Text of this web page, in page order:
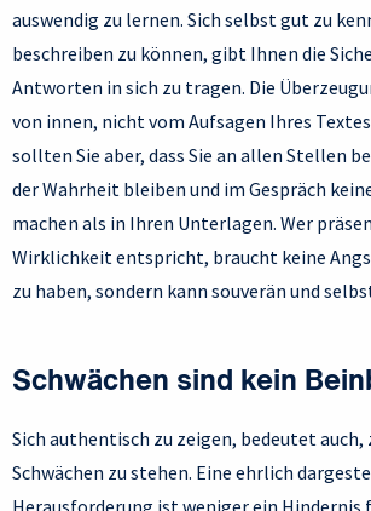
auswendig zu lernen. Sich selbst gut zu
beschreiben zu können, gibt Ihnen die
Antworten in sich zu tragen. Die
von innen, nicht vom Aufsagen Ihres
sollten Sie aber, dass Sie an allen Stellen
der Wahrheit bleiben und im Gespräch
machen als in Ihren Unterlagen. Wer
Wirklichkeit entspricht, braucht keine
zu haben, sondern kann souverän und
Schwächen sind kein
Sich authentisch zu zeigen, bedeutet auch,
Schwächen zu stehen. Eine ehrlich